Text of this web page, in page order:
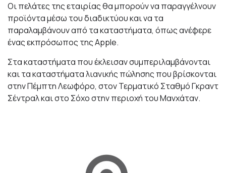
Οι πελάτες της εταιρίας θα μπορούν να παραγγέλνουν
προϊόντα μέσω του διαδικτύου και να τα
παραλαμβάνουν από τα καταστήματα, όπως ανέφερε
ένας εκπρόσωπος της Apple.
Στα καταστήματα που έκλεισαν συμπεριλαμβάνονται
και τα καταστήματα λιανικής πώλησης που βρίσκονται
στην Πέμπτη Λεωφόρο, στον Τερματικό Σταθμό Γκραντ
Σέντραλ και στο Σόχο στην περιοχή του Μανχάταν.